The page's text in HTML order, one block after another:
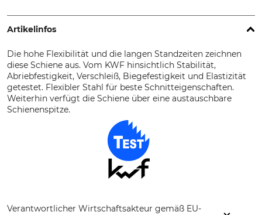
Artikelinfos
Die hohe Flexibilität und die langen Standzeiten zeichnen
diese Schiene aus. Vom KWF hinsichtlich Stabilität,
Abriebfestigkeit, Verschleiß, Biegefestigkeit und Elastizität
getestet. Flexibler Stahl für beste Schnitteigenschaften.
Weiterhin verfügt die Schiene über eine austauschbare
Schienenspitze.
Verantwortlicher Wirtschaftsakteur gemäß EU-